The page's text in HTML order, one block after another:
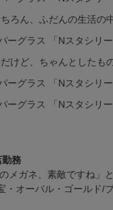
ろん、ふだんの生活の
だけど、ちゃんとした
勤務
メガネ、素敵ですね」
・オーバル・ゴールド/